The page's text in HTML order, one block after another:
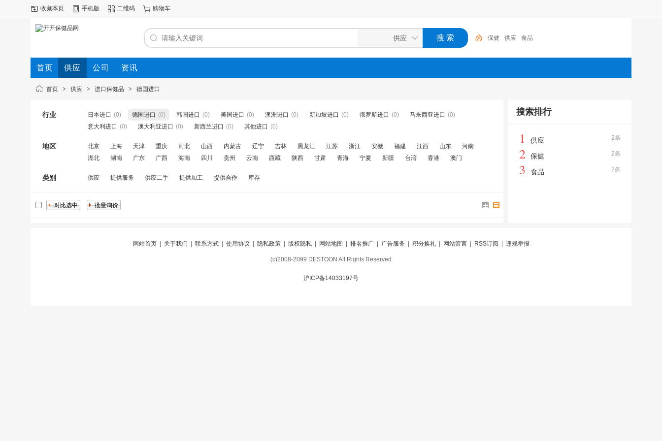
收藏本页 手机版 二维码 购物车
保健 供应 食品
首页 供应 公司 资讯
首页 > 供应 > 进口保健品 > 德国进口
行业 日本进口 (0) 德国进口 (0) 韩国进口 (0) 美国进口 (0) 澳洲进口 (0) 新加坡进口 (0) 俄罗斯进口 (0) 马来西亚进口 (0)
意大利进口 (0) 澳大利亚进口 (0) 新西兰进口 (0) 其他进口 (0)
地区 北京 上海 天津 重庆 河北 山西 内蒙古 辽宁 吉林 黑龙江 江苏 浙江 安徽 福建 江西 山东
河南
湖北
湖南 广东 广西 海南 四川 贵州 云南 西藏 陕西 甘肃 青海 宁夏 新疆 台湾 香港 澳门
类别 供应 提供服务 供应二手 提供加工 提供合作 库存
搜索排行
2条
1 供应
2条
2 保健
2条
3 食品
网站首页| 关于我们 联系方式| 使用协议 隐私政策| 版权隐私| 网站地图 排名推广| 广告服务 积分换礼| 网站留言| RSS订阅 违规举报
(c)2008-2099 DESTOON All Rights Reserved
沪ICP备14033197号